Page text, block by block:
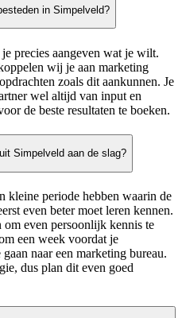
in Simpelveld?
precies aangeven wat je wilt.
wij je aan marketing
zoals dit aankunnen. Je
wel altijd van input en
de beste resultaten te boeken.
Simpelveld aan de slag?
kleine periode hebben waarin de
even beter moet leren kennen.
om even persoonlijk kennis te
een week voordat je
naar een marketing bureau.
dus plan dit even goed